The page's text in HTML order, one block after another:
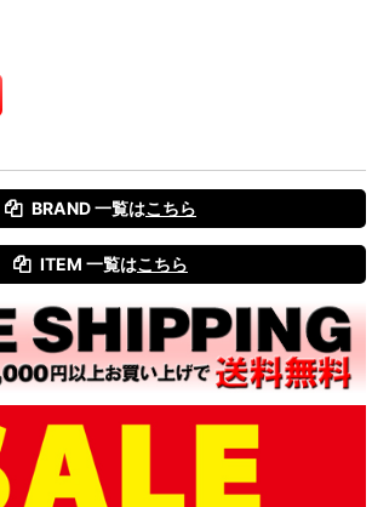
BRAND 一覧はこちら
ITEM 一覧はこちら